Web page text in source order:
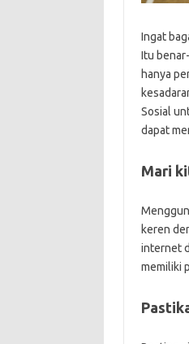
Ingat
Itu
hanya
Sosial
dapat
Mari
keren
internet
memiliki